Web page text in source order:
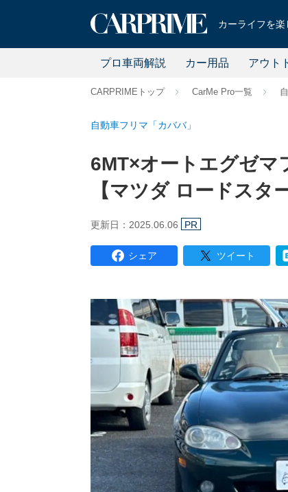
カーライフを
プロ車両解説 カー用品 アウト
CARPRIMEトップ CarMe Pro一覧
自動車フリマ「カババ」
6MT×オートエグゼマ
【マツダ ロードスタ
更新日：2025.06.06 PR
シェア ツイート